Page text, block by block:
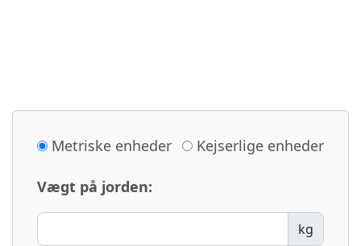
Metriske enheder Kejserlige enheder
Vægt på jorden:
kg